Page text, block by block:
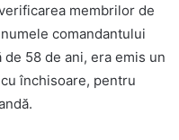
membrilor de
comandantului
58 de ani, era emis un
închisoare, pentru